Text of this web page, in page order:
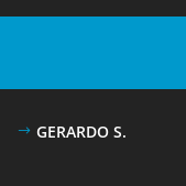
GERARDO S.